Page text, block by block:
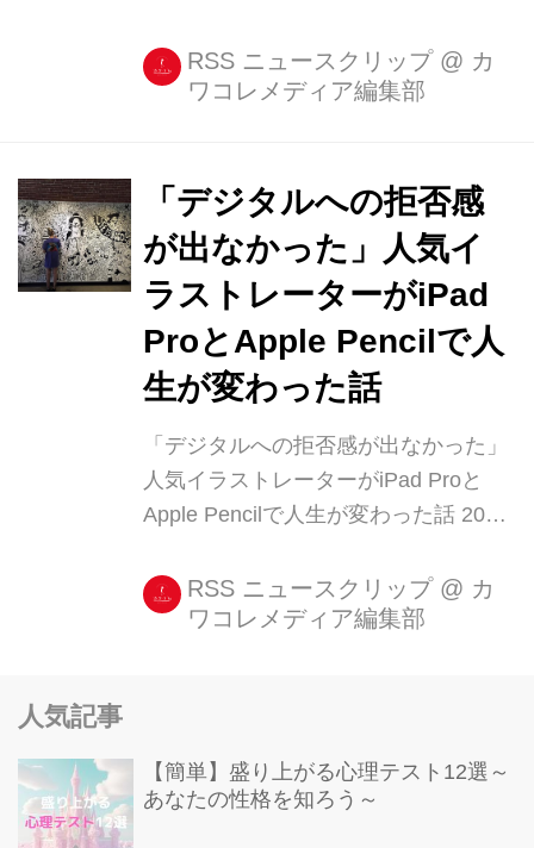
記事をランキング形式でご紹介! 今週
は取材記事や、人気のコラボiPhoneケ
いです。 【1位】ダイソー×ガールズ
トレンド研究所コラボ第3弾が発 [...]
RSS ニュースクリップ @ カ
ワコレメディア編集部
「デジタルへの拒否感
が出なかった」人気イ
ラストレーターがiPad
ProとApple Pencilで人
生が変わった話
「デジタルへの拒否感が出なかった」
人気イラストレーターがiPad Proと
Apple Pencilで人生が変わった話 2015
Apple Pencilは、“デジタルなのに紙の
質感が再現できていてすごい”とイラス
RSS ニュースクリップ @ カ
ワコレメディア編集部
人気記事
【簡単】盛り上がる心理テスト12選～
あなたの性格を知ろう～